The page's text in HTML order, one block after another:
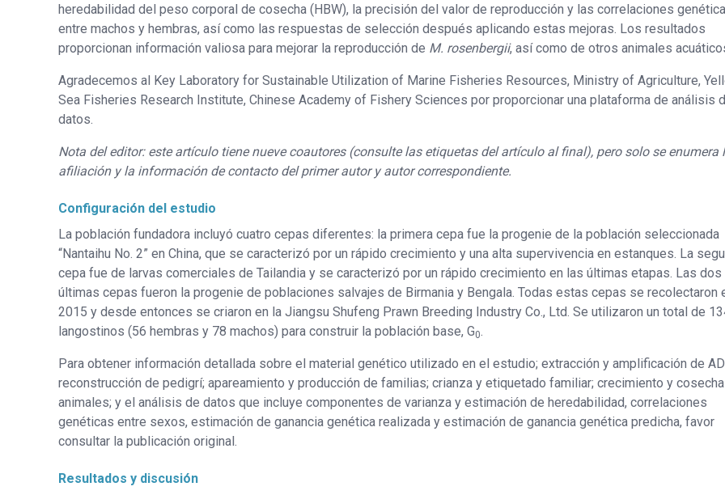
heredabilidad del peso corporal de cosecha (HBW), la precisión del valor de reproducción y las correlaciones
entre machos y hembras, así como las respuestas de selección después aplicando estas mejoras. Los resultados
proporcionan información valiosa para mejorar la reproducción de M. rosenbergii, así como de otros animales
Agradecemos al Key Laboratory for Sustainable Utilization of Marine Fisheries Resources, Ministry of Agriculture,
Sea Fisheries Research Institute, Chinese Academy of Fishery Sciences por proporcionar una plataforma de análisis
datos.
Nota del editor: este artículo tiene nueve coautores (consulte las etiquetas del artículo al final), pero solo se enumera
afiliación y la información de contacto del primer autor y autor correspondiente.
Configuración del estudio
La población fundadora incluyó cuatro cepas diferentes: la primera cepa fue la progenie de la población seleccionada
“Nantaihu No. 2” en China, que se caracterizó por un rápido crecimiento y una alta supervivencia en estanques. La
cepa fue de larvas comerciales de Tailandia y se caracterizó por un rápido crecimiento en las últimas etapas. Las dos
últimas cepas fueron la progenie de poblaciones salvajes de Birmania y Bengala. Todas estas cepas se recolectaron
2015 y desde entonces se criaron en la Jiangsu Shufeng Prawn Breeding Industry Co., Ltd. Se utilizaron un total de
langostinos (56 hembras y 78 machos) para construir la población base, G0
Para obtener información detallada sobre el material genético utilizado en el estudio; extracción y amplificación de
reconstrucción de pedigrí; apareamiento y producción de familias; crianza y etiquetado familiar; crecimiento y
animales; y el análisis de datos que incluye componentes de varianza y estimación de heredabilidad, correlaciones
genéticas entre sexos, estimación de ganancia genética realizada y estimación de ganancia genética predicha, favor
consultar la publicación original.
Resultados y discusión